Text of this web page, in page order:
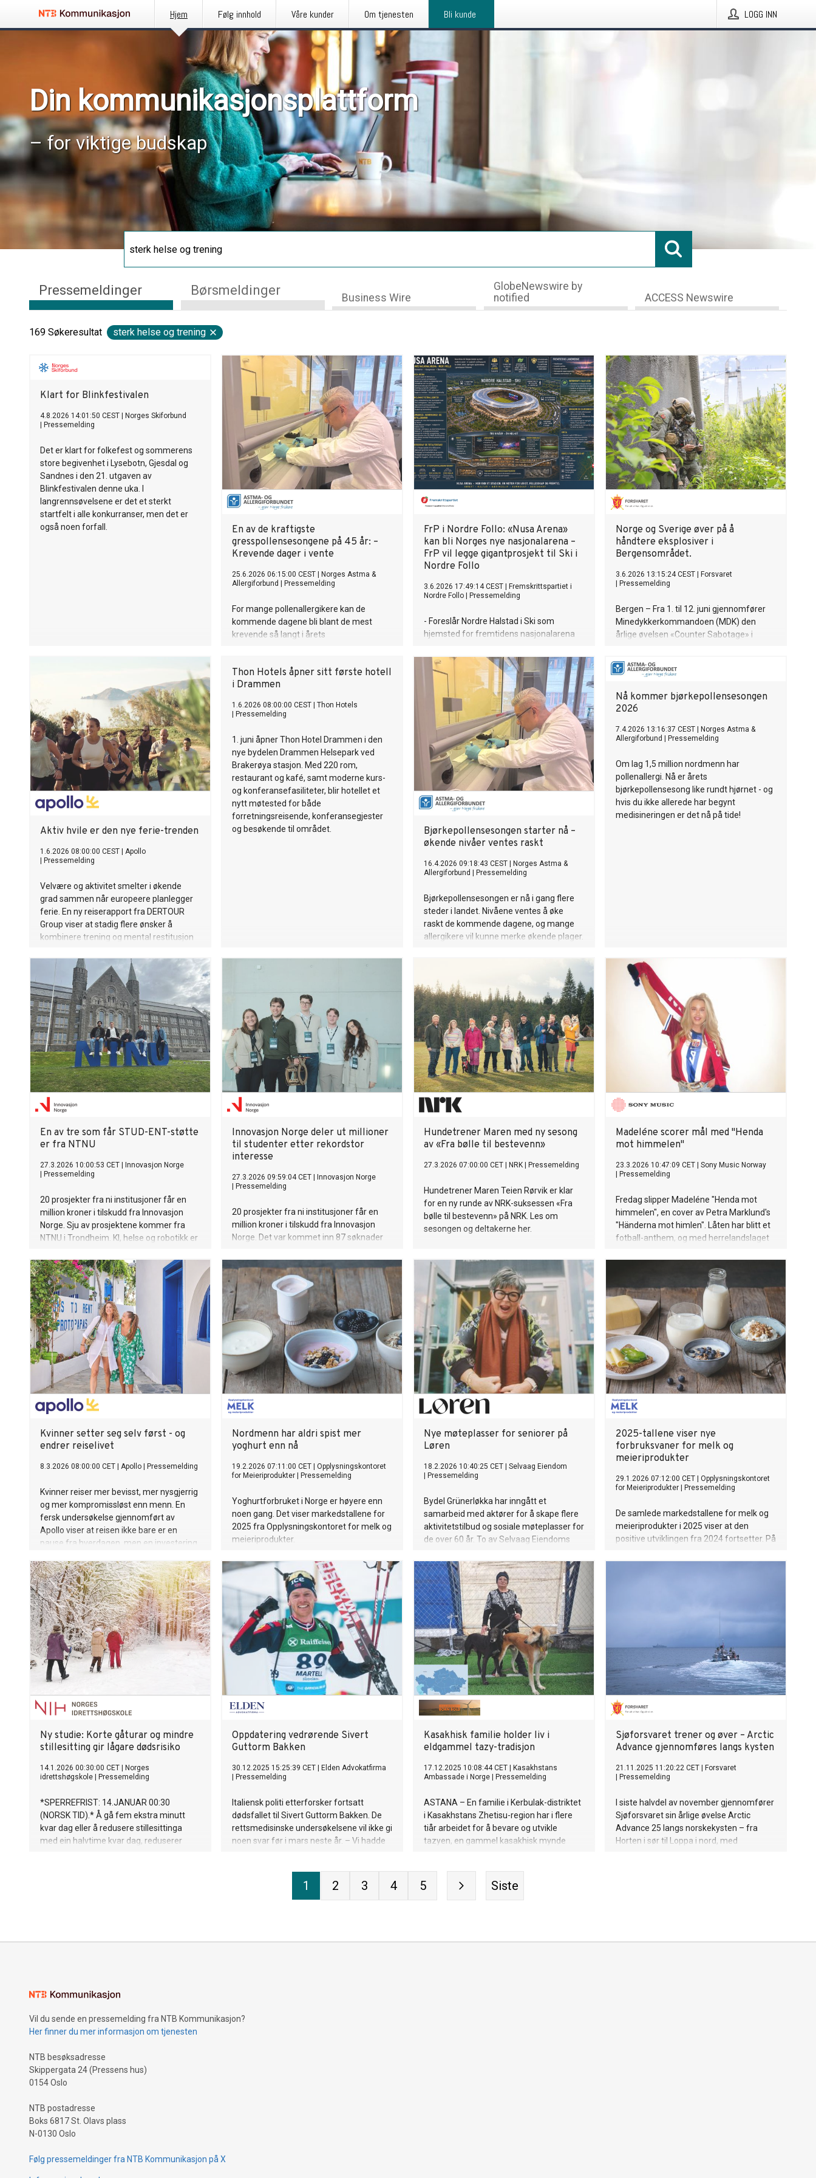
Hjem Følg innhold Våre kunder Om tjenesten Bli kunde LOGG INN
Din kommunikasjonsplattform
– for viktige budskap
Pressemeldinger Børsmeldinger Business Wire
GlobeNewswire by
notified
ACCESS Newswire
169 Søkeresultat sterk helse og trening
Klart for Blinkfestivalen
4.8.2026 14:01:50 CEST
Norges Skiforbund
Pressemelding
Det er klart for folkefest og sommerens
store begivenhet i Lysebotn, Gjesdal og
Sandnes i den 21. utgaven av
Blinkfestivalen denne uka. I
langrennsøvelsene er det et sterkt
startfelt i alle konkurranser, men det er
også noen forfall.
En av de kraftigste
gresspollensesongene på 45 år: –
Krevende dager i vente
25.6.2026 06:15:00 CEST
Norges Astma &
Allergiforbund
Pressemelding
For mange pollenallergikere kan de
kommende dagene bli blant de mest
krevende så langt i årets
gir svært gode forhold for både
blomstring og spredning av gresspollen.
FrP i Nordre Follo: «Nusa Arena»
kan bli Norges nye nasjonalarena –
FrP vil legge gigantprosjekt til Ski i
Nordre Follo
3.6.2026 17:49:14 CEST
Fremskrittspartiet i
Nordre Follo
Pressemelding
- Foreslår Nordre Halstad i Ski som
hjemsted for fremtidens nasjonalarena
beredskap
Norge og Sverige øver på å
håndtere eksplosiver i
Bergensområdet.
3.6.2026 13:15:24 CEST
Forsvaret
Pressemelding
Bergen – Fra 1. til 12. juni gjennomfører
Minedykkerkommandoen (MDK) den
årlige øvelsen «Counter Sabotage» i
forbedre samarbeid med aktører i
totalforsvaret, hvor fokusområdet er
med eksplosjoner både land og i sjø.
Aktiv hvile er den nye ferie-trenden
1.6.2026 08:00:00 CEST
Apollo
Pressemelding
Velvære og aktivitet smelter i økende
grad sammen når europeere planlegger
ferie. En ny reiserapport fra DERTOUR
Group viser at stadig flere ønsker å
kombinere trening og mental restitusjon
Thon Hotels åpner sitt første hotell
i Drammen
1.6.2026 08:00:00 CEST
Thon Hotels
Pressemelding
1. juni åpner Thon Hotel Drammen i den
nye bydelen Drammen Helsepark ved
Brakerøya stasjon. Med 220 rom,
restaurant og kafé, samt moderne kurs-
og konferansefasiliteter, blir hotellet et
nytt møtested for både
forretningsreisende, konferansegjester
og besøkende til området.
Bjørkepollensesongen starter nå –
økende nivåer ventes raskt
16.4.2026 09:18:43 CEST
Norges Astma &
Allergiforbund
Pressemelding
Bjørkepollensesongen er nå i gang flere
steder i landet. Nivåene ventes å øke
raskt de kommende dagene, og mange
allergikere vil kunne merke økende plager.
Nå kommer bjørkepollensesongen
2026
7.4.2026 13:16:37 CEST
Norges Astma &
Allergiforbund
Pressemelding
Om lag 1,5 million nordmenn har
pollenallergi. Nå er årets
bjørkepollensesong like rundt hjørnet - og
hvis du ikke allerede har begynt
medisineringen er det nå på tide!
En av tre som får STUD-ENT-støtte
er fra NTNU
27.3.2026 10:00:53 CET
Innovasjon Norge
Pressemelding
20 prosjekter fra ni institusjoner får en
million kroner i tilskudd fra Innovasjon
Norge. Sju av prosjektene kommer fra
NTNU i Trondheim. KI, helse og robotikk er
Innovasjon Norge deler ut millioner
til studenter etter rekordstor
interesse
27.3.2026 09:59:04 CET
Innovasjon Norge
Pressemelding
20 prosjekter fra ni institusjoner får en
million kroner i tilskudd fra Innovasjon
Norge. Det var kommet inn 87 søknader
og robotikk er stikkord for prosjektene.
Hundetrener Maren med ny sesong
av «Fra bølle til bestevenn»
27.3.2026 07:00:00 CET NRK Pressemelding
Hundetrener Maren Teien Rørvik er klar
for en ny runde av NRK-suksessen «Fra
bølle til bestevenn» på NRK. Les om
sesongen og deltakerne her.
Madeléne scorer mål med "Henda
mot himmelen"
23.3.2026 10:47:09 CET
Sony Music Norway
Pressemelding
Fredag slipper Madeléne "Henda mot
himmelen", en cover av Petra Marklund's
"Händerna mot himlen". Låten har blitt et
fotball-anthem, og med herrelandslaget
Kvinner setter seg selv først - og
endrer reiselivet
8.3.2026 08:00:00 CET Apollo Pressemelding
Kvinner reiser mer bevisst, mer nysgjerrig
og mer kompromissløst enn menn. En
fersk undersøkelse gjennomført av
Apollo viser at reisen ikke bare er en
pause fra hverdagen, men en investering
Nordmenn har aldri spist mer
yoghurt enn nå
19.2.2026 07:11:00 CET
Opplysningskontoret
for Meieriprodukter
Pressemelding
Yoghurtforbruket i Norge er høyere enn
noen gang. Det viser markedstallene for
2025 fra Opplysningskontoret for melk og
meieriprodukter.
Nye møteplasser for seniorer på
Løren
18.2.2026 10:40:25 CET
Selvaag Eiendom
Pressemelding
Bydel Grünerløkka har inngått et
samarbeid med aktører for å skape flere
aktivitetstilbud og sosiale møteplasser for
de over 60 år. To av Selvaag Eiendoms
Trening er blant aktørene som bidrar.
2025-tallene viser nye
forbruksvaner for melk og
meieriprodukter
29.1.2026 07:12:00 CET
Opplysningskontoret
for Meieriprodukter
Pressemelding
De samlede markedstallene for melk og
meieriprodukter i 2025 viser at den
positive utviklingen fra 2024 fortsetter. På
volumene, drevet av mer bevisste valg
Ny studie: Korte gåturar og mindre
stillesitting gir lågare dødsrisiko
14.1.2026 00:30:00 CET
Norges
idrettshøgskole
Pressemelding
*SPERREFRIST: 14.JANUAR 00:30
(NORSK TID).* Å gå fem ekstra minutt
kvar dag eller å redusere stillesittinga
med ein halvtime kvar dag, reduserer
Oppdatering vedrørende Sivert
Guttorm Bakken
30.12.2025 15:25:39 CET
Elden Advokatfirma
Pressemelding
Italiensk politi etterforsker fortsatt
dødsfallet til Sivert Guttorm Bakken. De
rettsmedisinske undersøkelsene vil ikke gi
noen svar før i mars neste år. – Vi hadde
måneder, sier familiens bistandsadvokat,
Bernt Heiberg i Elden Advokatfirma.
Kasakhisk familie holder liv i
eldgammel tazy-tradisjon
17.12.2025 10:08:44 CET
Kasakhstans
Ambassade i Norge
Pressemelding
ASTANA – En familie i Kerbulak-distriktet
i Kasakhstans Zhetisu-region har i flere
tiår arbeidet for å bevare og utvikle
tazyen, en gammel kasakhisk mynde
samtidig som nasjonale tiltak økes for å
gjenopprette hundens historiske status
Sjøforsvaret trener og øver – Arctic
Advance gjennomføres langs kysten
21.11.2025 11:20:22 CET
Forsvaret
Pressemelding
I siste halvdel av november gjennomfører
Sjøforsvaret sin årlige øvelse Arctic
Advance 25 langs norskekysten – fra
Horten i sør til Loppa i nord, med
1 2 3 4 5 Siste
Vil du sende en pressemelding fra NTB Kommunikasjon?
Her finner du mer informasjon om tjenesten
NTB besøksadresse
Skippergata 24 (Pressens hus)
0154 Oslo
NTB postadresse
Boks 6817 St. Olavs plass
N-0130 Oslo
Følg pressemeldinger fra NTB Kommunikasjon på X